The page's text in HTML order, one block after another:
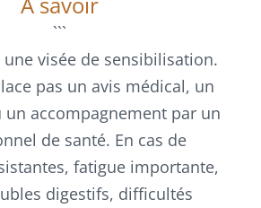
```
une visée de sensibilisation.
pas un avis médical, un
un accompagnement par un
de santé. En cas de
fatigue importante,
digestifs, difficultés